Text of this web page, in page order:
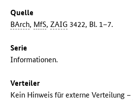
Quelle
BArch, MfS,ZAIG 3422, Bl. 1–7.
Serie
Informationen.
Verteiler
Kein Hinweis für externe Verteilung –